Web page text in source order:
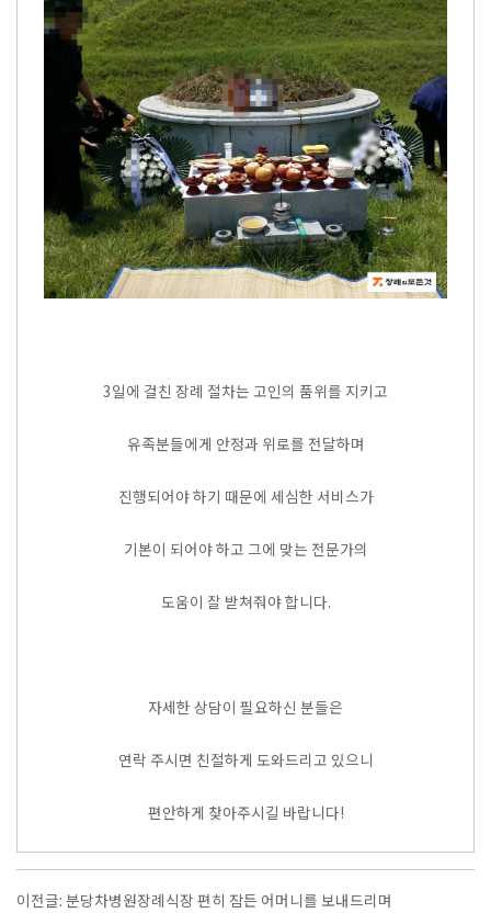
3일에 걸친 장례 절차는 고인의 품위를 지키고
유족분들에게 안정과 위로를 전달하며
진행되어야 하기 때문에 세심한 서비스가
기본이 되어야 하고 그에 맞는 전문가의
도움이 잘 받쳐줘야 합니다.
자세한 상담이 필요하신 분들은
연락 주시면 친절하게 도와드리고 있으니
편안하게 찾아주시길 바랍니다!
이전글: 분당차병원장례식장 편히 잠든 어머니를 보내드리며